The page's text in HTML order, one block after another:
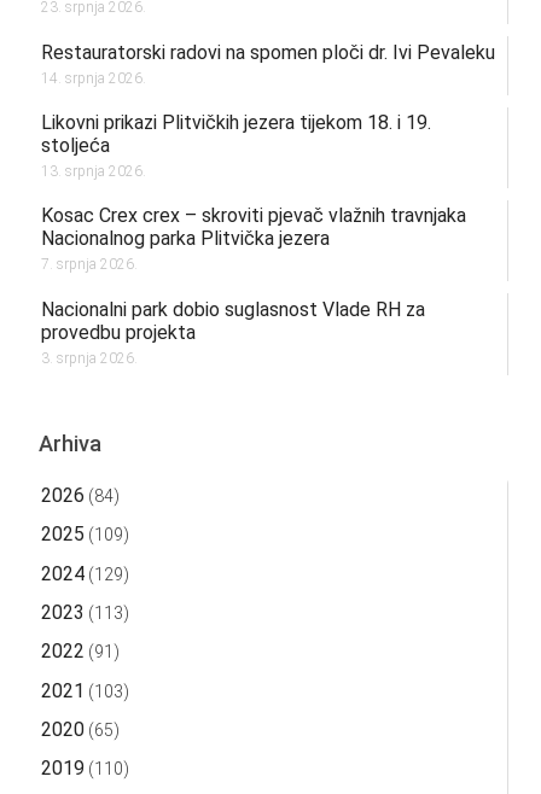
23. srpnja 2026.
Restauratorski radovi na spomen ploči dr. Ivi Pevaleku
14. srpnja 2026.
Likovni prikazi Plitvičkih jezera tijekom 18. i 19.
stoljeća
13. srpnja 2026.
Kosac Crex crex – skroviti pjevač vlažnih travnjaka
Nacionalnog parka Plitvička jezera
7. srpnja 2026.
Nacionalni park dobio suglasnost Vlade RH za
provedbu projekta
3. srpnja 2026.
Arhiva
2026 (84)
2025 (109)
2024(129)
2023 (113)
2022 (91)
2021 (103)
2020(65)
2019 (110)